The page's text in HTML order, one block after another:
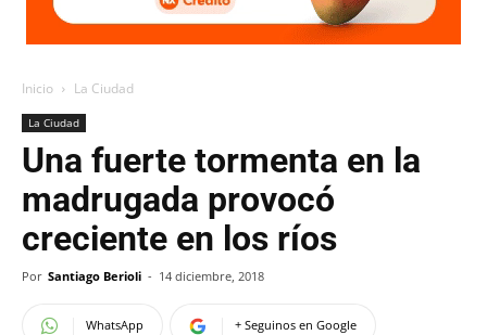
Inicio La Ciudad
La Ciudad
Una fuerte tormenta en la
madrugada provocó
creciente en los ríos
Por Santiago Berioli - 14 diciembre, 2018
WhatsApp + Seguinos en Google